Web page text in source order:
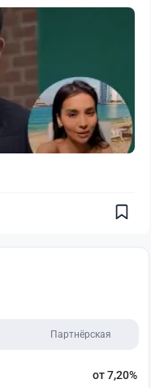
Партнёрская
от 7,20%